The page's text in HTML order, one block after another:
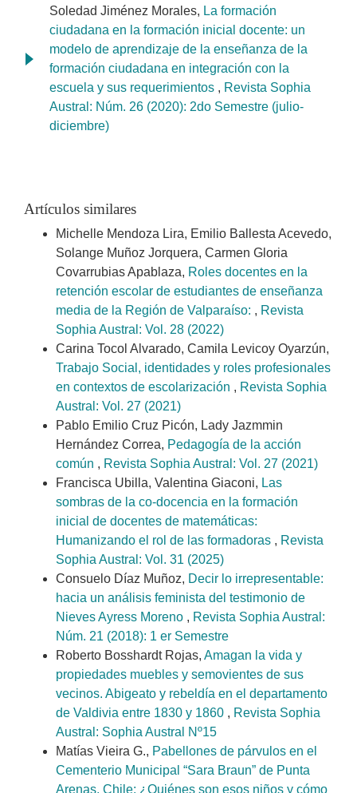
Soledad Jiménez Morales, La formación
ciudadana en la formación inicial docente: un
modelo de aprendizaje de la enseñanza de la
formación ciudadana en integración con la
escuela y sus requerimientos , Revista Sophia
Austral: Núm. 26 (2020): 2do Semestre (julio-
diciembre)
Artículos similares
Michelle Mendoza Lira, Emilio Ballesta Acevedo,
Solange Muñoz Jorquera, Carmen Gloria
Covarrubias Apablaza, Roles docentes en la
retención escolar de estudiantes de enseñanza
media de la Región de Valparaíso: , Revista
Sophia Austral: Vol. 28 (2022)
Carina Tocol Alvarado, Camila Levicoy Oyarzún,
Trabajo Social, identidades y roles profesionales
en contextos de escolarización , Revista Sophia
Austral: Vol. 27 (2021)
Pablo Emilio Cruz Picón, Lady Jazmmin
Hernández Correa, Pedagogía de la acción
común , Revista Sophia Austral: Vol. 27 (2021)
Francisca Ubilla, Valentina Giaconi, Las
sombras de la co-docencia en la formación
inicial de docentes de matemáticas:
Humanizando el rol de las formadoras , Revista
Sophia Austral: Vol. 31 (2025)
Consuelo Díaz Muñoz, Decir lo irrepresentable:
hacia un análisis feminista del testimonio de
Nieves Ayress Moreno , Revista Sophia Austral:
Núm. 21 (2018): 1 er Semestre
Roberto Bosshardt Rojas, Amagan la vida y
propiedades muebles y semovientes de sus
vecinos. Abigeato y rebeldía en el departamento
de Valdivia entre 1830 y 1860 , Revista Sophia
Austral: Sophia Austral Nº15
Matías Vieira G., Pabellones de párvulos en el
Cementerio Municipal “Sara Braun” de Punta
Arenas, Chile: ¿Quiénes son esos niños y cómo